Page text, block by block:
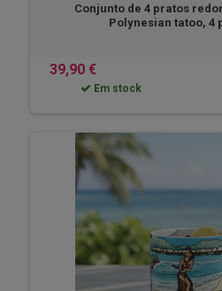
Conjunto de 4 pratos
Polynesian tatoo, 4
39,90 €
Em stock